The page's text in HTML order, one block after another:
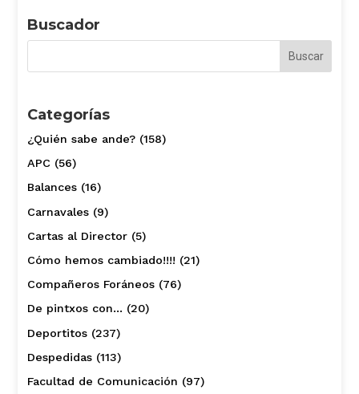
Buscador
Categorías
¿Quién sabe ande?(158)
APC(56)
Balances(16)
Carnavales(9)
Cartas al Director(5)
Cómo hemos cambiado!!!! (21)
Compañeros Foráneos(76)
De pintxos con… (20)
Deportitos(237)
Despedidas(113)
Facultad de Comunicación (97)